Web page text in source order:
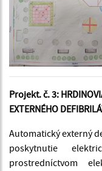
Projekt. č. 3:
EXTERNÉHO
Automatický externý
poskytnutie
prostredníctvom